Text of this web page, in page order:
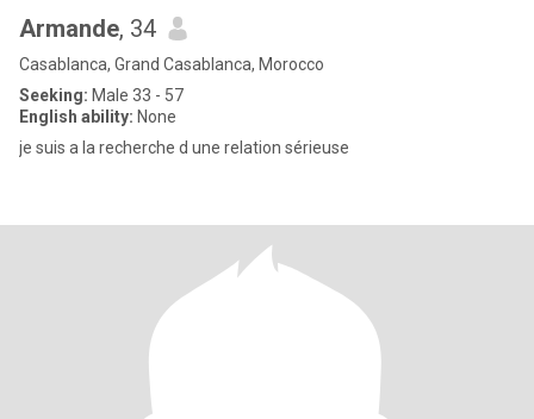
Armande, 34
Casablanca, Grand Casablanca, Morocco
Seeking: Male 33 - 57
English ability: None
je suis a la recherche d une relation sérieuse